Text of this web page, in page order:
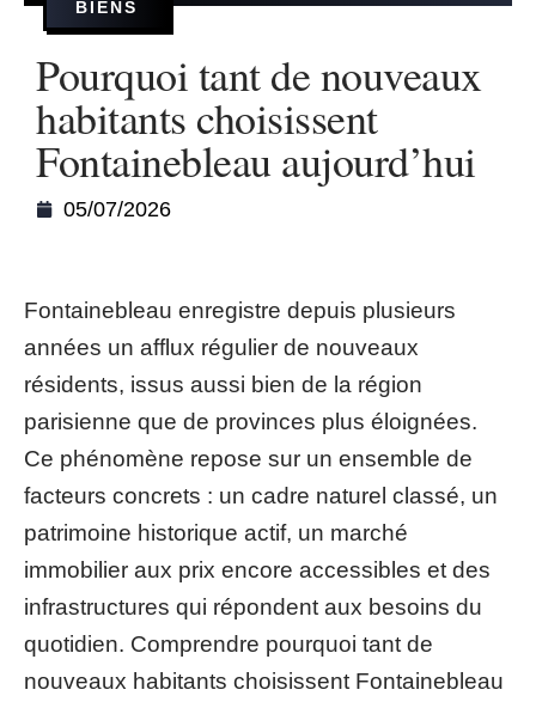
BIENS
Pourquoi tant de nouveaux
habitants choisissent
Fontainebleau aujourd’hui
05/07/2026
Fontainebleau enregistre depuis plusieurs
années un afflux régulier de nouveaux
résidents, issus aussi bien de la région
parisienne que de provinces plus éloignées.
Ce phénomène repose sur un ensemble de
facteurs concrets : un cadre naturel classé, un
patrimoine historique actif, un marché
immobilier aux prix encore accessibles et des
infrastructures qui répondent aux besoins du
quotidien. Comprendre pourquoi tant de
nouveaux habitants choisissent Fontainebleau